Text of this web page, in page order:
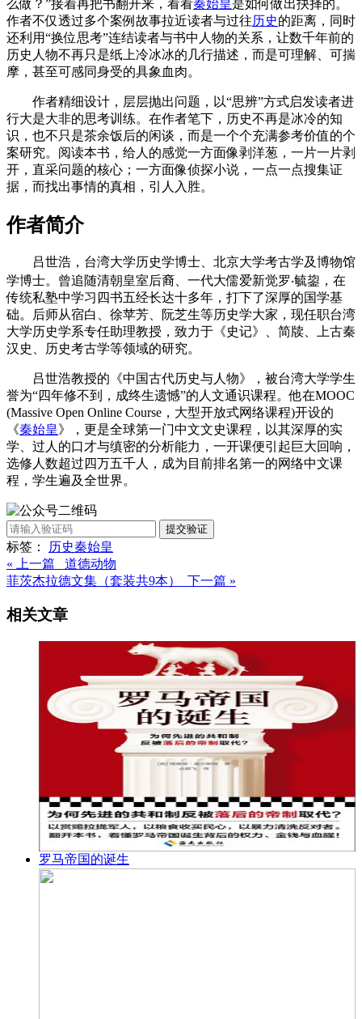
么做？”接着再把书翻开来，看看秦始皇是如何做出抉择的。
作者不仅透过多个案例故事拉近读者与过往历史的距离，同时
还利用“换位思考”连结读者与书中人物的关系，让数千年前的
历史人物不再只是纸上冷冰冰的几行描述，而是可理解、可揣
摩，甚至可感同身受的具象血肉。
作者精细设计，层层抛出问题，以“思辨”方式启发读者进
行大是大非的思考训练。在作者笔下，历史不再是冰冷的知
识，也不只是茶余饭后的闲谈，而是一个个充满参考价值的个
案研究。阅读本书，给人的感觉一方面像剥洋葱，一片一片剥
开，直采问题的核心；一方面像侦探小说，一点一点搜集证
据，而找出事情的真相，引人入胜。
作者简介
吕世浩，台湾大学历史学博士、北京大学考古学及博物馆
学博士。曾追随清朝皇室后裔、一代大儒爱新觉罗‧毓鋆，在
传统私塾中学习四书五经长达十多年，打下了深厚的国学基
础。后师从宿白、徐苹芳、阮芝生等历史学大家，现任职台湾
大学历史学系专任助理教授，致力于《史记》、简牍、上古秦
汉史、历史考古学等领域的研究。
吕世浩教授的《中国古代历史与人物》，被台湾大学学生
誉为“四年修不到，成终生遗憾”的人文通识课程。他在MOOC
(Massive Open Online Course，大型开放式网络课程)开设的
《秦始皇》，更是全球第一门中文文史课程，以其深厚的实
学、过人的口才与缜密的分析能力，一开课便引起巨大回响，
选修人数超过四万五千人，成为目前排名第一的网络中文课
程，学生遍及全世界。
提交验证
标签： 历史秦始皇
« 上一篇 道德动物
菲茨杰拉德文集（套装共9本） 下一篇 »
相关文章
罗马帝国的诞生